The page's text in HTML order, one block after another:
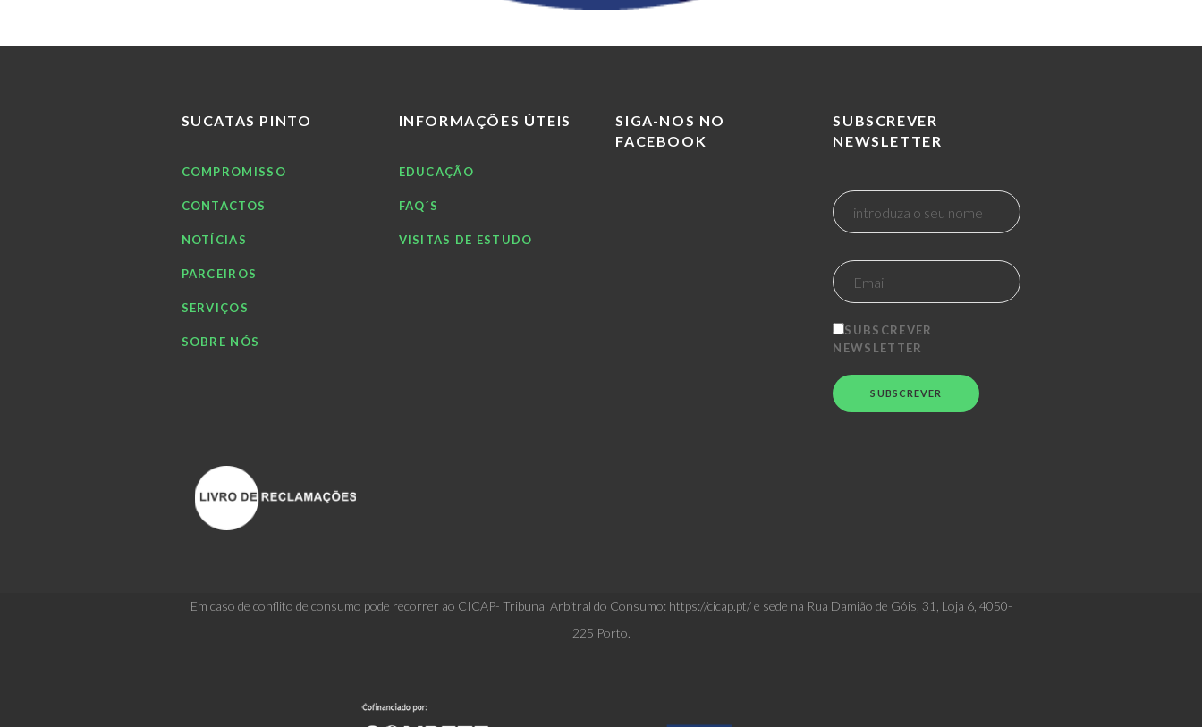
SUCATAS PINTO
COMPROMISSO
CONTACTOS
NOTÍCIAS
PARCEIROS
SERVIÇOS
SOBRE NÓS
INFORMAÇÕES ÚTEIS
EDUCAÇÃO
FAQ´S
VISITAS DE ESTUDO
SIGA-NOS NO
FACEBOOK
SUBSCREVER
NEWSLETTER
SUBSCREVER
NEWSLETTER
Em caso de conflito de consumo pode recorrer ao CICAP- Tribunal Arbitral do Consumo: https://cicap.pt/ e sede na Rua Damião de Góis, 31, Loja 6, 4050-
225 Porto.